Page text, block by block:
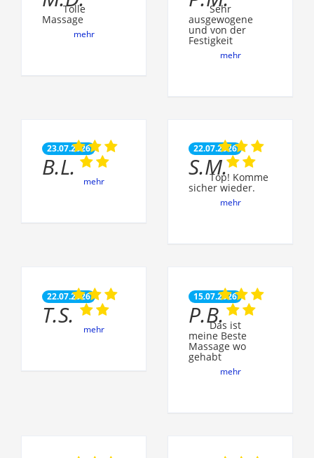
Tolle
Massage
mehr
Sehr
ausgewogene
und von der
Festigkeit
mehr
23.07.2026
B.L.
mehr
22.07.2026
S.M.Top! Komme
sicher wieder.
mehr
22.07.2026
T.S.
mehr
15.07.2026
P.B.Das ist
meine Beste
Massage wo
gehabt
mehr